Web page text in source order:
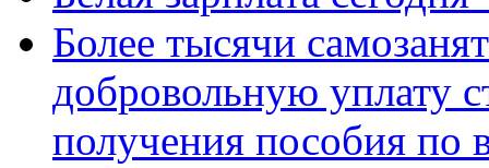
Более тысячи
добровольную уплату
получения пособия по